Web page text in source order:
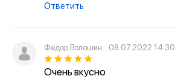
Ответить
Фёдор Волошин 08.07.2022 14:30
Очень вкусно